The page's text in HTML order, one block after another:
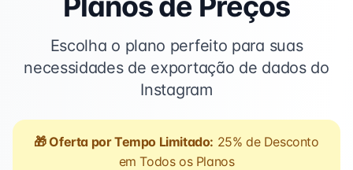
Escolha o plano perfeito para suas
necessidades de exportação de dados do
Instagram
🎁 Oferta por Tempo Limitado: 25% de Desconto
em Todos os Planos